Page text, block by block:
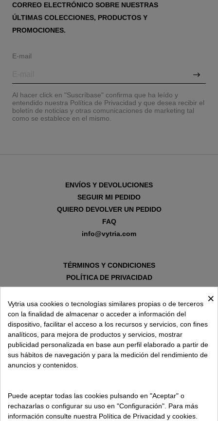
CORREO ELECTRÓNICO SOBRE NUESTRAS
ÚLTIMAS COLECCIONES, PRODUCTOS Y
PROMOCIONES.
E-mail
Al hacer click en "Suscríbase" confirma que ha leído y
entendido nuestra Política de Privacidad y que desea recibir el
boletín de noticias y otras comunicaciones de marketing tal
como se establece en el mismo.
ENVÍOS Y DEVOLUCIONES
SEGUIR MI PEDIDO
QUIERO DEVOLVER UN PEDIDO
FAQ
info@vytria.com
TÉRMINOS Y CONDICIONES
POLÍTICA DE PRIVACIDAD
AVISO LEGAL
POLÍTICA DE COOKIES
SOBRE VYTRIA
×
Vytria usa cookies o tecnologías similares propias o de terceros
con la finalidad de almacenar o acceder a información del
dispositivo, facilitar el acceso a los recursos y servicios, con fines
analíticos, para mejora de productos y servicios, mostrar
publicidad personalizada en base aun perfil elaborado a partir de
sus hábitos de navegación y para la medición del rendimiento de
anuncios y contenidos.
Puede aceptar todas las cookies pulsando en "Aceptar" o
rechazarlas o configurar su uso en "Configuración". Para más
información consulte nuestra Política de Privacidad y cookies.